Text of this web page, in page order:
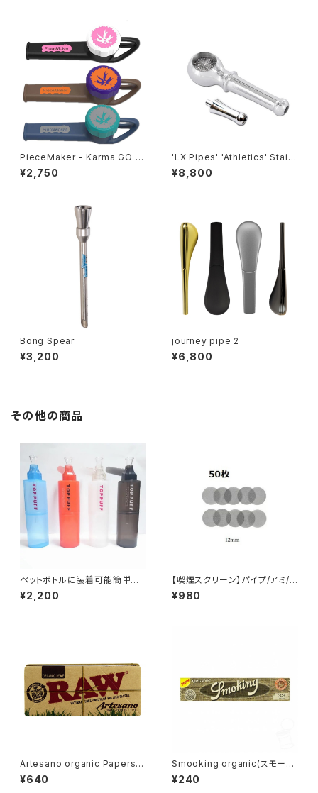
PieceMaker - Karma GO シ
リコンパイプ【メール便対応】
¥2,750
'LX Pipes' 'Athletics' Stainl
ess Steel Hand Pipe S 7m
ｍ filter 対応
¥8,800
Bong Spear
¥3,200
journey pipe 2
¥6,800
その他の商品
ペットボトルに装着可能簡単に
ボングに変身【喫煙具・水パイ
プ・ボング】ペットボトルに装着
¥2,200
【喫煙スクリーン】パイプ/アミ/ス
テンレススチール12mm(50枚)
スクリーン（ガラスパイプ/ボン
¥980
Artesano organic Papers K
S Slim with Tipsトレイ付き
¥640
Smooking organic(スモーキ
ングオーガニック)king size 無
漂白
¥240